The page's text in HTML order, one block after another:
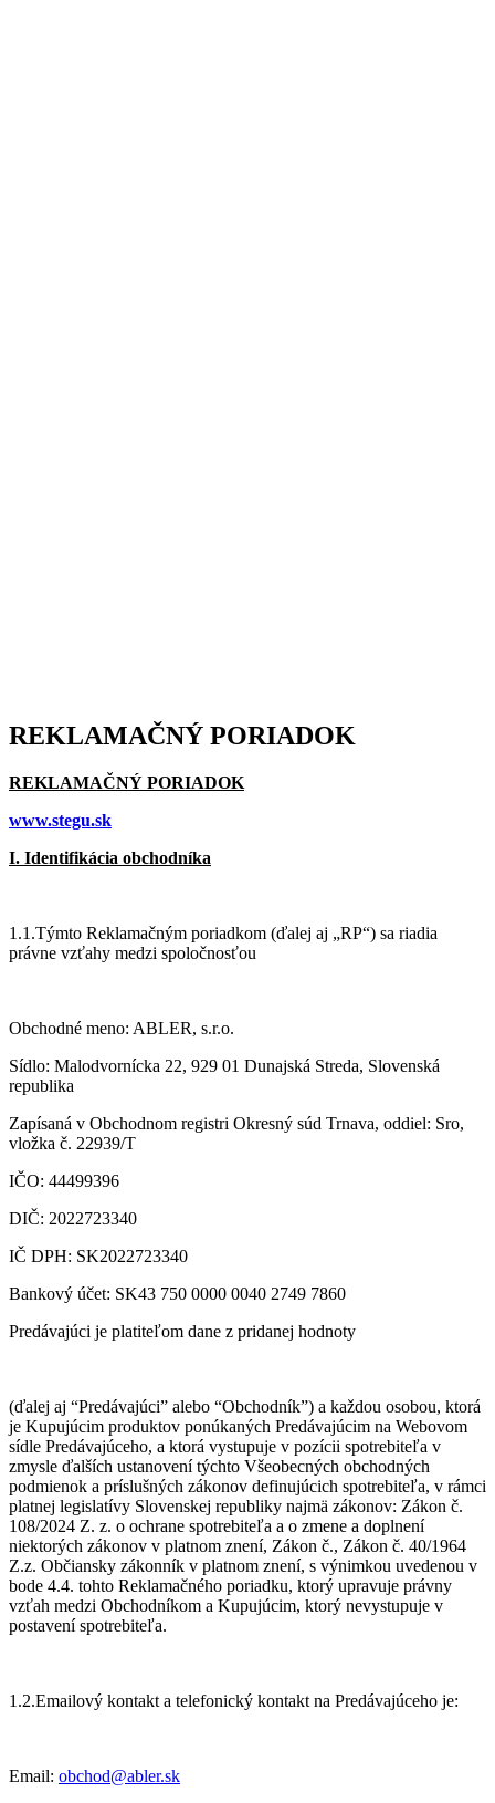
REKLAMAČNÝ PORIADOK
REKLAMAČNÝ PORIADOK
www.stegu.sk
I. Identifikácia obchodníka
1.1.Týmto Reklamačným poriadkom (ďalej aj „RP“) sa riadia
právne vzťahy medzi spoločnosťou
Obchodné meno: ABLER, s.r.o.
Sídlo: Malodvornícka 22, 929 01 Dunajská Streda, Slovenská
republika
Zapísaná v Obchodnom registri Okresný súd Trnava, oddiel: Sro,
vložka č. 22939/T
IČO: 44499396
DIČ: 2022723340
IČ DPH: SK2022723340
Bankový účet: SK43 750 0000 0040 2749 7860
Predávajúci je platiteľom dane z pridanej hodnoty
(ďalej aj “Predávajúci” alebo “Obchodník”) a každou osobou, ktorá
je Kupujúcim produktov ponúkaných Predávajúcim na Webovom
sídle Predávajúceho, a ktorá vystupuje v pozícii spotrebiteľa v
zmysle ďalších ustanovení týchto Všeobecných obchodných
podmienok a príslušných zákonov definujúcich spotrebiteľa, v rámci
platnej legislatívy Slovenskej republiky najmä zákonov: Zákon č.
108/2024 Z. z. o ochrane spotrebiteľa a o zmene a doplnení
niektorých zákonov v platnom znení, Zákon č., Zákon č. 40/1964
Z.z. Občiansky zákonník v platnom znení, s výnimkou uvedenou v
bode 4.4. tohto Reklamačného poriadku, ktorý upravuje právny
vzťah medzi Obchodníkom a Kupujúcim, ktorý nevystupuje v
postavení spotrebiteľa.
1.2.Emailový kontakt a telefonický kontakt na Predávajúceho je:
Email: obchod@abler.sk